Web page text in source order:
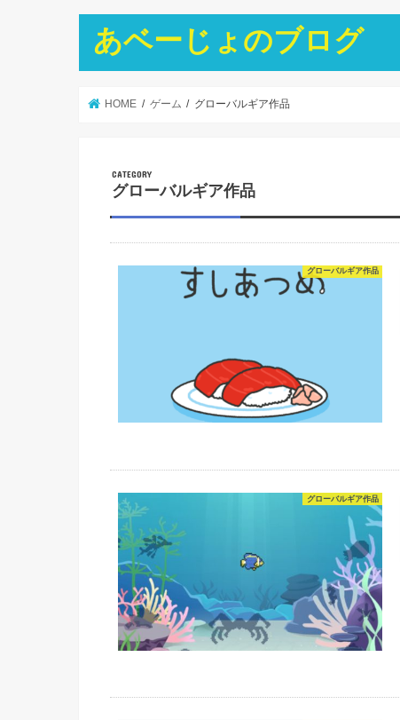
あベーじょのブログ
HOME ゲーム グローバルギア作品
グローバルギア作品
グローバルギア作品
グローバルギア作品